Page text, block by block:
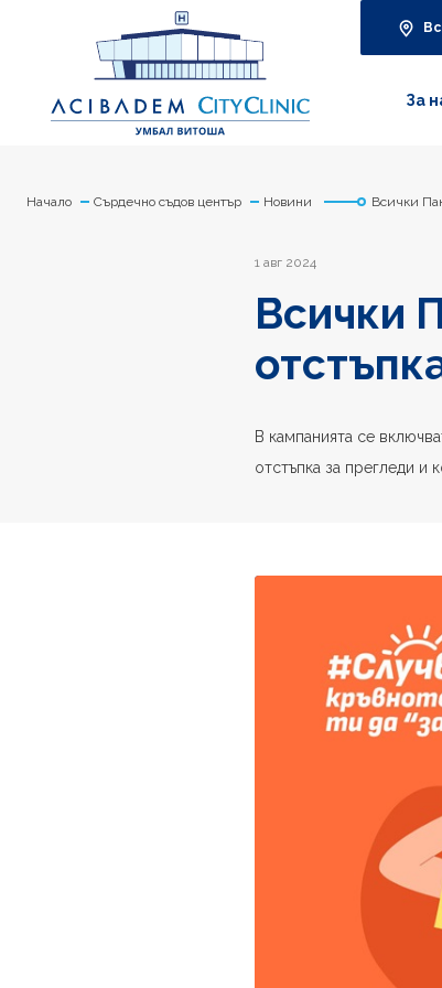
За
Начало Сърдечно съдов център Новини Всички
1 авг 2024
Всички
В кампанията се
отстъпка за прегледи и